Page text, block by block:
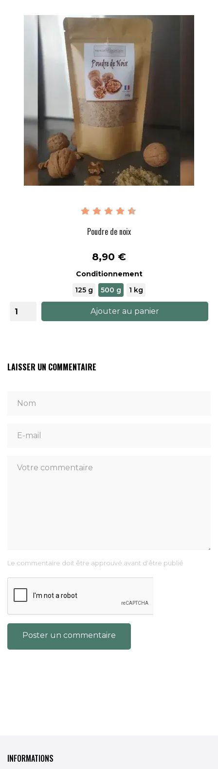
Poudre de noix
Prix
8,90 €
Conditionnement
125 g
500 g 1 kg
Ajouter au panier
LAISSER UN COMMENTAIRE
Le commentaire doit être approuvé avant d'être publié
Poster un commentaire
INFORMATIONS